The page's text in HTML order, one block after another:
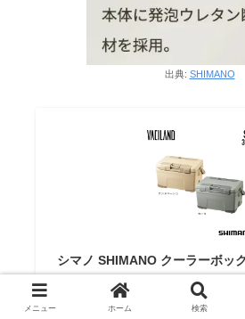
出典: SHIMANO
シマノ SHIMANO クーラーボッ
エスティ ST 32L NX-332W サン
キ 予約商品 キャンプ アウトドア
メニュー ホーム 検索